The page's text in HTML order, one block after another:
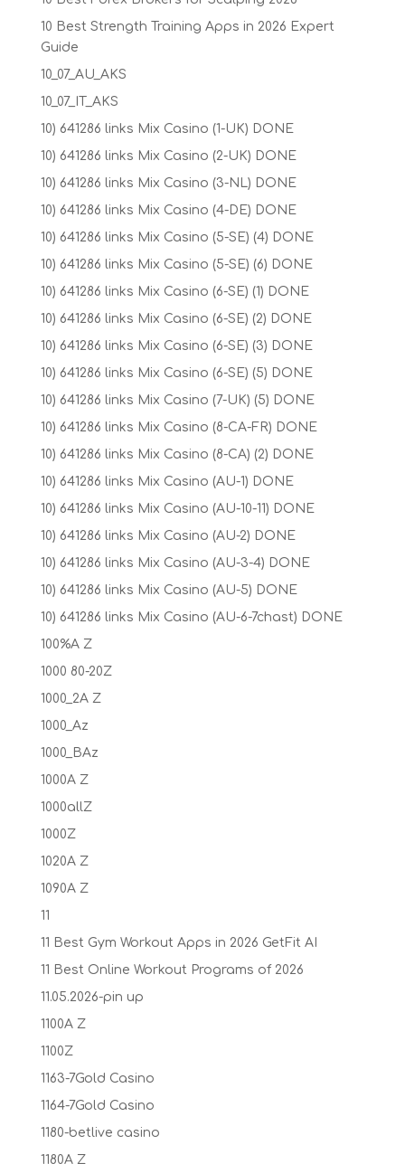
10 Best Strength Training Apps in 2026 Expert
Guide
10_07_AU_AKS
10_07_IT_AKS
10) 641286 links Mix Casino (1-UK) DONE
10) 641286 links Mix Casino (2-UK) DONE
10) 641286 links Mix Casino (3-NL) DONE
10) 641286 links Mix Casino (4-DE) DONE
10) 641286 links Mix Casino (5-SE) (4) DONE
10) 641286 links Mix Casino (5-SE) (6) DONE
10) 641286 links Mix Casino (6-SE) (1) DONE
10) 641286 links Mix Casino (6-SE) (2) DONE
10) 641286 links Mix Casino (6-SE) (3) DONE
10) 641286 links Mix Casino (6-SE) (5) DONE
10) 641286 links Mix Casino (7-UK) (5) DONE
10) 641286 links Mix Casino (8-CA-FR) DONE
10) 641286 links Mix Casino (8-CA) (2) DONE
10) 641286 links Mix Casino (AU-1) DONE
10) 641286 links Mix Casino (AU-10-11) DONE
10) 641286 links Mix Casino (AU-2) DONE
10) 641286 links Mix Casino (AU-3-4) DONE
10) 641286 links Mix Casino (AU-5) DONE
10) 641286 links Mix Casino (AU-6-7chast) DONE
100%A Z
1000 80-20Z
1000_2A Z
1000_Az
1000_BAz
1000A Z
1000allZ
1000Z
1020A Z
1090A Z
11
11 Best Gym Workout Apps in 2026 GetFit AI
11 Best Online Workout Programs of 2026
11.05.2026-pin up
1100A Z
1100Z
1163-7Gold Casino
1164-7Gold Casino
1180-betlive casino
1180A Z